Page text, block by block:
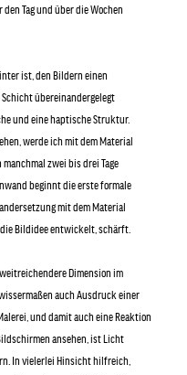
Tag und über die Wochen
ist, den Bildern einen
übereinandergelegt
und eine haptische Struktur.
werde ich mit dem Material
zwei bis drei Tage
beginnt die erste formale
mit dem Material
Bildidee entwickelt, schärft.
Dimension im
auch Ausdruck einer
und damit auch eine Reaktion
ansehen, ist Licht
In vielerlei Hinsicht hilfreich,